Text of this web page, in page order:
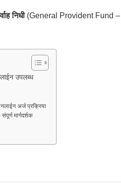
निधी(General Provident Fund –
उपलब्ध
अर्ज प्रक्रिया
मार्गदर्शक